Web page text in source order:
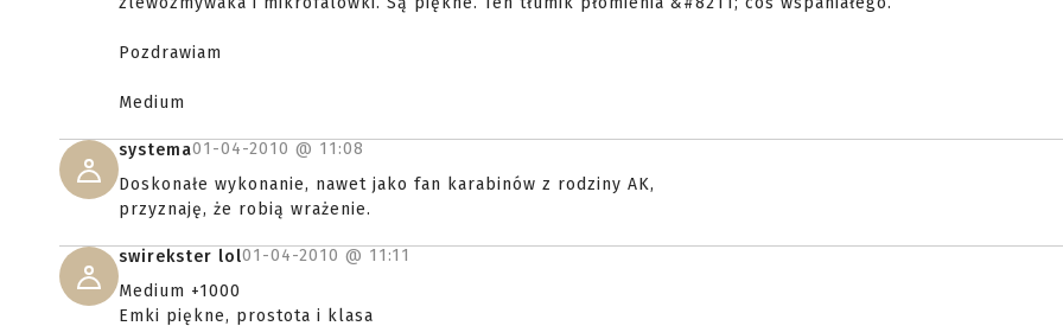
Pozdrawiam
Medium
systema01-04-2010 @ 11:08
Doskonałe wykonanie, nawet jako fan karabinów z rodziny AK,
przyznaję, że robią wrażenie.
swirekster lol01-04-2010 @ 11:11
Medium +1000
Emki piękne, prostota i klasa